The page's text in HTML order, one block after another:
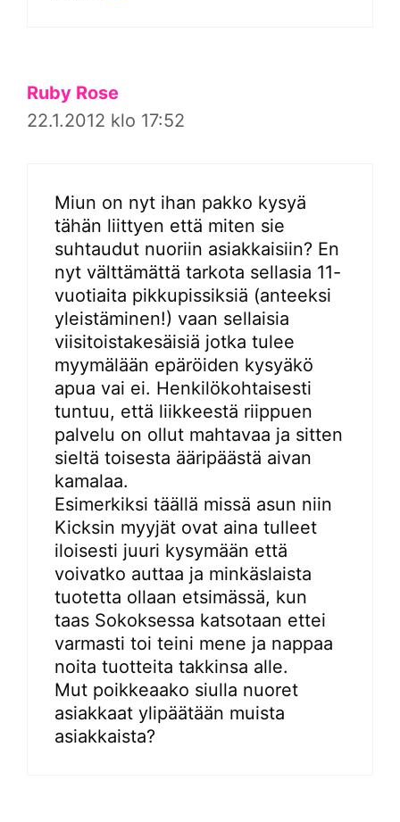
Ruby Rose
22.1.2012 klo 17:52
Miun on nyt ihan pakko kysyä
tähän liittyen että miten sie
suhtaudut nuoriin asiakkaisiin? En
nyt välttämättä tarkota sellasia 11-
vuotiaita pikkupissiksiä (anteeksi
yleistäminen!) vaan sellaisia
viisitoistakesäisiä jotka tulee
myymälään epäröiden kysyäkö
apua vai ei. Henkilökohtaisesti
tuntuu, että liikkeestä riippuen
palvelu on ollut mahtavaa ja sitten
sieltä toisesta ääripäästä aivan
kamalaa.
Esimerkiksi täällä missä asun niin
Kicksin myyjät ovat aina tulleet
iloisesti juuri kysymään että
voivatko auttaa ja minkäslaista
tuotetta ollaan etsimässä, kun
taas Sokoksessa katsotaan ettei
varmasti toi teini mene ja nappaa
noita tuotteita takkinsa alle.
Mut poikkeaako siulla nuoret
asiakkaat ylipäätään muista
asiakkaista?